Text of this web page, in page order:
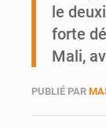
le
forte
Mali,
PUBLIÉ PAR